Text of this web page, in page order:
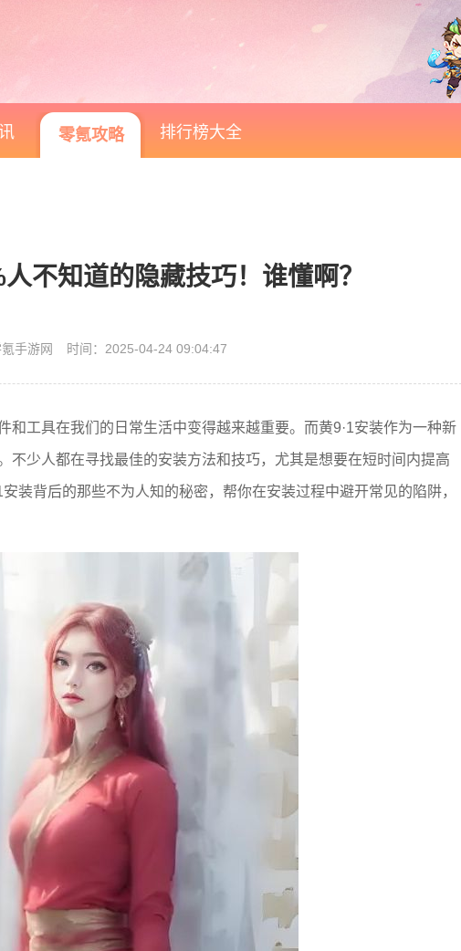
零氪攻略 排行榜大全
不知道的隐藏技巧！谁懂啊？
手游网 时间：2025-04-24 09:04:47
和工具在我们的日常生活中变得越来越重要。而黄9·1安装作为一种新
不少人都在寻找最佳的安装方法和技巧，尤其是想要在短时间内提高
装背后的那些不为人知的秘密，帮你在安装过程中避开常见的陷阱，